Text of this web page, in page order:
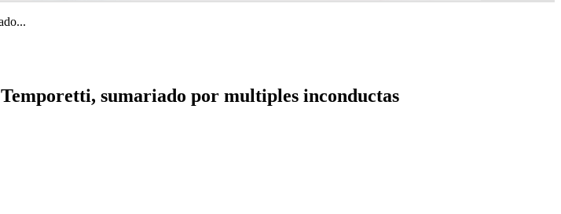
sumariado por multiples inconductas